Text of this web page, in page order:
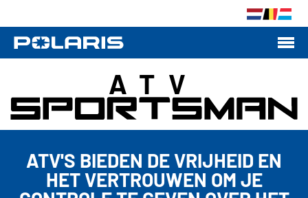
ATV
ATV'S BIEDEN DE VRIJHEID EN
HET VERTROUWEN OM JE